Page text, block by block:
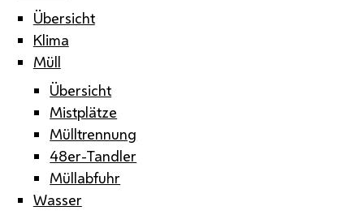
Übersicht
Klima
Müll
Übersicht
Mistplätze
Mülltrennung
48er-Tandler
Müllabfuhr
Wasser